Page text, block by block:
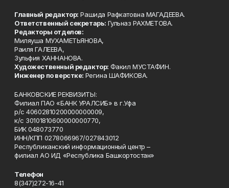
Главный редактор: Рашида Рафкатовна МАГАДЕЕВА.
Ответственный секретарь: Гульназ РАХМЕТОВА.
Редакторы отделов:
Миляуша МУХАМЕТЬЯНОВА,
Раиля ГАЛЕЕВА,
Зульфия ХАННАНОВА.
Художественный редактор: Факил МУСТАФИН.
Инженер по верстке: Регина ШАФИКОВА.
БАНКОВСКИЕ РЕКВИЗИТЫ:
Филиал ПАО «БАНК УРАЛСИБ» в г.Уфа
р/с 40602810200000000009,
к/с 30101810600000000770,
БИК 048073770
ИНН/КПП 0278066967/027843012
Республиканский информационный центр –
филиал АО ИД «Республика Башкортостан»
Телефон
8(347)272-16-41